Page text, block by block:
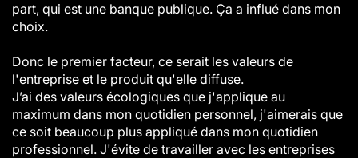
part, qui est une banque publique. Ça a influé dans mon
choix.
Donc le premier facteur, ce serait les valeurs de
l'entreprise et le produit qu'elle diffuse.
J’ai des valeurs écologiques que j'applique au
maximum dans mon quotidien personnel, j'aimerais que
ce soit beaucoup plus appliqué dans mon quotidien
professionnel. J'évite de travailler avec les entreprises